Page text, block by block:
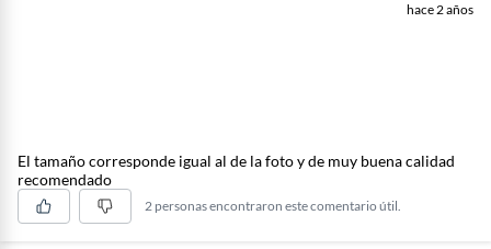
hace 2 años
El tamaño corresponde igual al de la foto y de muy buena calidad
recomendado
2 personas encontraron este comentario útil.